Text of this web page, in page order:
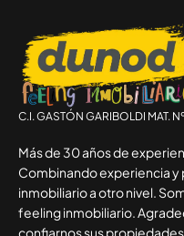
C.I. GASTÓN GARIBOLDI MAT.
Más de 30 años de
Combinando experiencia y
inmobiliario a otro nivel.
feeling inmobiliario.
confiarnos sus